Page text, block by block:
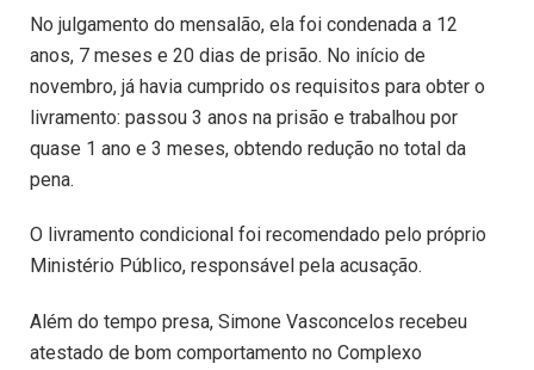
No julgamento do mensalão, ela foi condenada a 12
anos, 7 meses e 20 dias de prisão. No início de
novembro, já havia cumprido os requisitos para obter o
livramento: passou 3 anos na prisão e trabalhou por
quase 1 ano e 3 meses, obtendo redução no total da
pena.
O livramento condicional foi recomendado pelo próprio
Ministério Público, responsável pela acusação.
Além do tempo presa, Simone Vasconcelos recebeu
atestado de bom comportamento no Complexo